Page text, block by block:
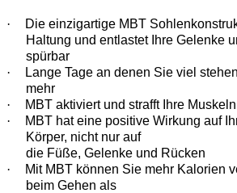
·
Die einzigartige MBT
Haltung und entlastet Ihre Gelenke
spürbar
·
Lange Tage an denen Sie viel
mehr
·
MBT aktiviert und strafft Ihre Muskeln
·
MBT hat eine positive Wirkung auf
Körper, nicht nur auf
die Füße, Gelenke und Rücken
·
Mit MBT können Sie mehr Kalorien
beim Gehen als